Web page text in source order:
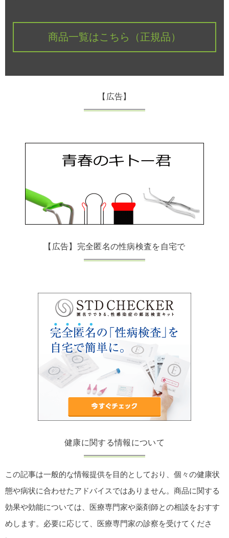
商品一覧はこちら（正規品）
【広告】
【広告】完全匿名の性病検査を自宅で
健康に関する情報について
この記事は一般的な情報提供を目的としており、個々の健康状
態や病状に合わせたアドバイスではありません。商品に関する
効果や効能については、医療専門家や薬剤師との相談をおすす
めします。必要に応じて、医療専門家の診察を受けてくださ